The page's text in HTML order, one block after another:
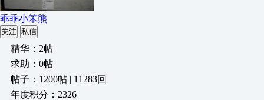
乖乖小笨熊
关注 私信
精华：2帖
求助：0帖
帖子：1200帖 | 11283回
年度积分：2326